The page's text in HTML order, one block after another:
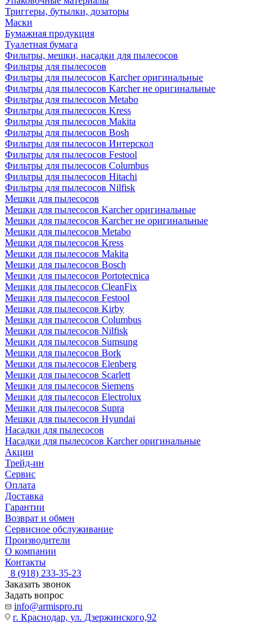
Триггеры, бутылки, дозаторы
Маски
Бумажная продукция
Туалетная бумага
Фильтры, мешки, насадки для пылесосов
Фильтры для пылесосов
Фильтры для пылесосов Karcher оригинальные
Фильтры для пылесосов Karcher не оригинальные
Фильтры для пылесосов Metabo
Фильтры для пылесосов Kress
Фильтры для пылесосов Makita
Фильтры для пылесосов Bosh
Фильтры для пылесосов Интерскол
Фильтры для пылесосов Festool
Фильтры для пылесосов Columbus
Фильтры для пылесосов Hitachi
Фильтры для пылесосов Nilfisk
Мешки для пылесосов
Мешки для пылесосов Karcher оригинальные
Мешки для пылесосов Karcher не оригинальные
Мешки для пылесосов Metabo
Мешки для пылесосов Kress
Мешки для пылесосов Makita
Мешки для пылесосов Bosch
Мешки для пылесосов Portotecnica
Мешки для пылесосов CleanFix
Мешки для пылесосов Festool
Мешки для пылесосов Kirby
Мешки для пылесосов Columbus
Мешки для пылесосов Nilfisk
Мешки для пылесосов Sumsung
Мешки для пылесосов Bork
Мешки для пылесосов Elenberg
Мешки для пылесосов Scarlett
Мешки для пылесосов Siemens
Мешки для пылесосов Electrolux
Мешки для пылесосов Supra
Мешки для пылесосов Hyundai
Насадки для пылесосов
Насадки для пылесосов Karcher оригинальные
Акции
Трейд-ин
Сервис
Оплата
Доставка
Гарантии
Возврат и обмен
Сервисное обслуживание
Производители
О компании
Контакты
8 (918) 233-35-23
Заказать звонок
Задать вопрос
info@armispro.ru
г. Краснодар, ул. Дзержинского,92